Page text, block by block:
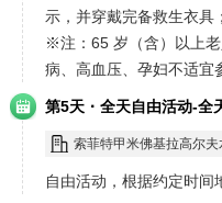
示，并穿戴完备救生衣具；
※注：65 岁（含）以上
病、高血压、孕妇不适宜
第5天 · 全天自由活动-全
索菲特甲米佛基拉高尔
自由活动，根据约定时间